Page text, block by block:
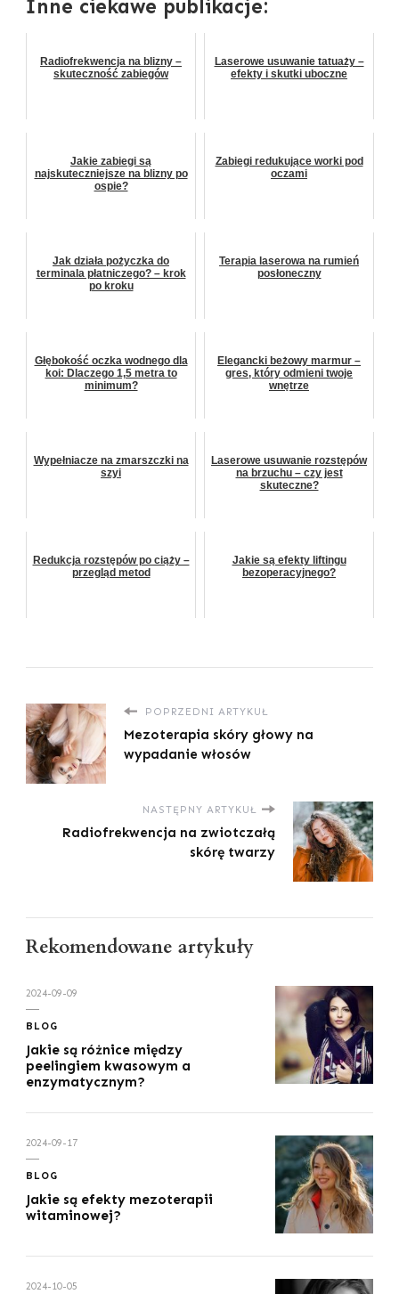
Inne ciekawe publikacje:
Radiofrekwencja na blizny –
skuteczność zabiegów
Laserowe usuwanie tatuaży –
efekty i skutki uboczne
Jakie zabiegi są
najskuteczniejsze na blizny po
ospie?
Zabiegi redukujące worki pod
oczami
Jak działa pożyczka do
terminala płatniczego? – krok
po kroku
Terapia laserowa na rumień
posłoneczny
Głębokość oczka wodnego dla
koi: Dlaczego 1,5 metra to
minimum?
Elegancki beżowy marmur –
gres, który odmieni twoje
wnętrze
Wypełniacze na zmarszczki na
szyi
Laserowe usuwanie rozstępów
na brzuchu – czy jest
skuteczne?
Redukcja rozstępów po ciąży –
przegląd metod
Jakie są efekty liftingu
bezoperacyjnego?
POPRZEDNI ARTYKUŁ
Mezoterapia skóry głowy na
wypadanie włosów
NASTĘPNY ARTYKUŁ
Radiofrekwencja na zwiotczałą
skórę twarzy
Rekomendowane artykuły
2024-09-09
BLOG
Jakie są różnice między
peelingiem kwasowym a
enzymatycznym?
2024-09-17
BLOG
Jakie są efekty mezoterapii
witaminowej?
2024-10-05